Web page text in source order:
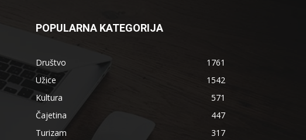
POPULARNA KATEGORIJA
Društvo
1761
Užice
1542
Kultura
571
Čajetina
447
Turizam
317